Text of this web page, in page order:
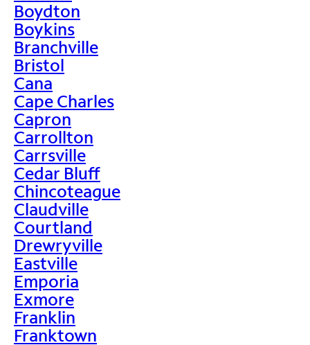
Boydton
Boykins
Branchville
Bristol
Cana
Cape Charles
Capron
Carrollton
Carrsville
Cedar Bluff
Chincoteague
Claudville
Courtland
Drewryville
Eastville
Emporia
Exmore
Franklin
Franktown